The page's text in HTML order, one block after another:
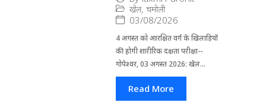
खेल, चमोली
03/08/2026
4 अगस्त को आरक्षित वर्ग के खिलाड़ियों
की होगी शारीरिक दक्षता परीक्षा--
गोपेश्वर, 03 अगस्त 2026: खेल...
Read More